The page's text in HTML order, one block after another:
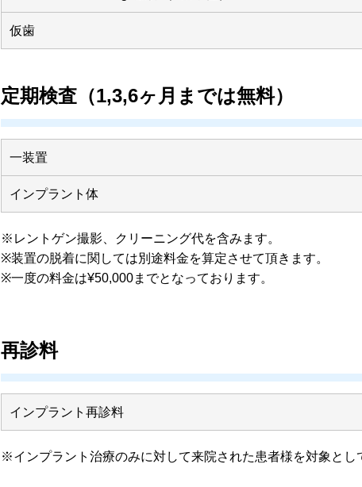
仮歯
定期検査（1,3,6ヶ月までは無料）
一装置
インプラント体
※レントゲン撮影、クリーニング代を含みます。
※装置の脱着に関しては別途料金を算定させて頂きます。
※一度の料金は¥50,000までとなっております。
再診料
インプラント再診料
※インプラント治療のみに対して来院された患者様を対象とし